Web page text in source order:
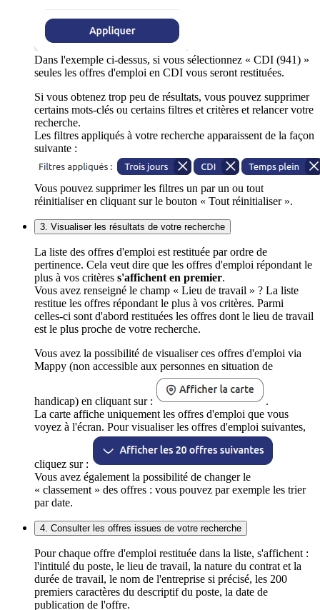
Dans l'exemple ci-dessus, si vous sélectionnez « CDI (941) »
seules les offres d'emploi en CDI vous seront restituées.
Si vous obtenez trop peu de résultats, vous pouvez supprimer
certains mots-clés ou certains filtres et critères et relancer votre
recherche.
Les filtres appliqués à votre recherche apparaissent de la façon
suivante :
Vous pouvez supprimer les filtres un par un ou tout
réinitialiser en cliquant sur le bouton « Tout réinitialiser ».
3. Visualiser les résultats de votre recherche
La liste des offres d'emploi est restituée par ordre de
pertinence. Cela veut dire que les offres d'emploi répondant le
plus à vos critères s'affichent en premier.
Vous avez renseigné le champ « Lieu de travail » ? La liste
restitue les offres répondant le plus à vos critères. Parmi
celles-ci sont d'abord restituées les offres dont le lieu de travail
est le plus proche de votre recherche.
Vous avez la possibilité de visualiser ces offres d'emploi via
Mappy (non accessible aux personnes en situation de
handicap) en cliquant sur :
.
La carte affiche uniquement les offres d'emploi que vous
voyez à l'écran. Pour visualiser les offres d'emploi suivantes,
cliquez sur :
Vous avez également la possibilité de changer le
« classement » des offres : vous pouvez par exemple les trier
par date.
4. Consulter les offres issues de votre recherche
Pour chaque offre d'emploi restituée dans la liste, s'affichent :
l'intitulé du poste, le lieu de travail, la nature du contrat et la
durée de travail, le nom de l'entreprise si précisé, les 200
premiers caractères du descriptif du poste, la date de
publication de l'offre.